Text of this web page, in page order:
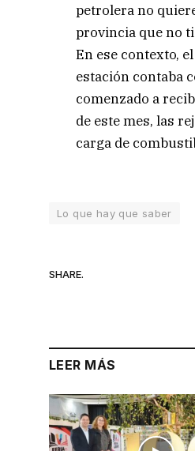
petrolera no
provincia que no
En ese contexto,
estación contaba
comenzado a
de este mes, las
carga de
Lo que hay que saber
SHARE.
LEER MÁS